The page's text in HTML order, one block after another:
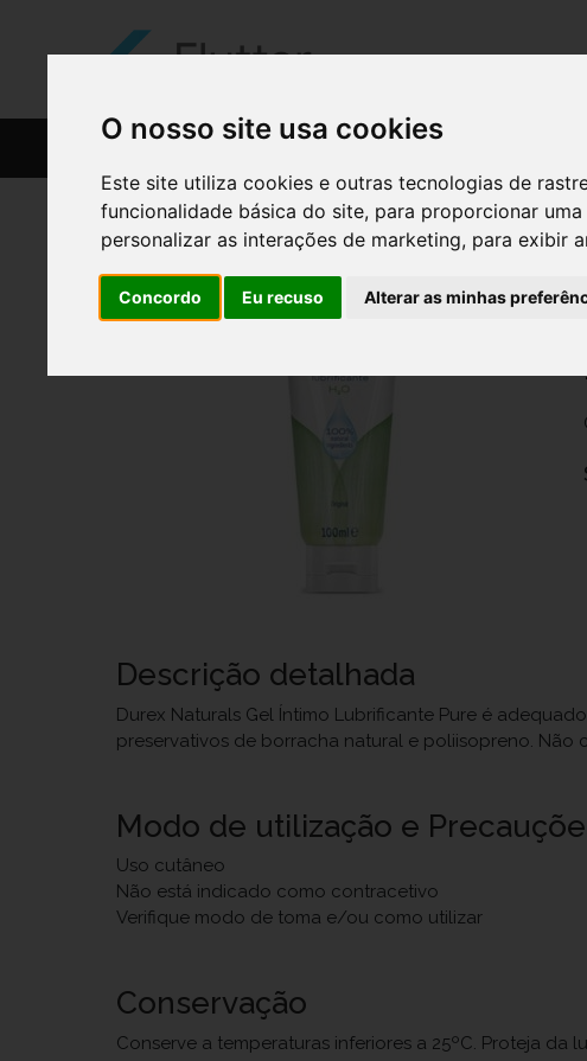
O nosso site usa cookies
Este site utiliza cookies e outras tecnologias de
funcionalidade básica do site, para proporcionar
personalizar as interações de marketing, para exibir
Concordo Eu recuso Alterar as minhas
Descrição detalhada
Durex Naturals Gel Íntimo Lubrificante Pure é
preservativos de borracha natural e poliisopreno. Não
Modo de utilização e
Uso cutâneo
Não está indicado como contracetivo
Verifique modo de toma e/ou como utilizar
Conservação
Conserve a temperaturas inferiores a 25ºC. Proteja da